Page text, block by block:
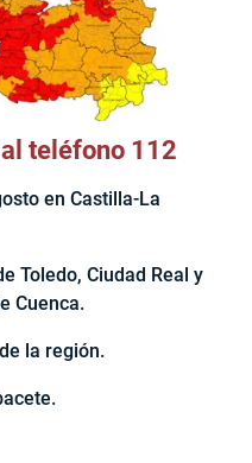
teléfono 112
en Castilla-La
Toledo, Ciudad Real y
Cuenca.
la región.